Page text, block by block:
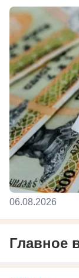
06.08.2026
Главное